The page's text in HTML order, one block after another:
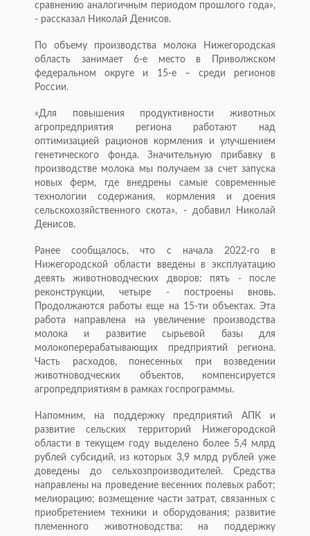
сравнению аналогичным периодом прошлого года»,
- рассказал Николай Денисов.
По объему производства молока Нижегородская
область занимает 6-е место в Приволжском
федеральном округе и 15-е – среди регионов
России.
«Для повышения продуктивности животных
агропредприятия региона работают над
оптимизацией рационов кормления и улучшением
генетического фонда. Значительную прибавку в
производстве молока мы получаем за счет запуска
новых ферм, где внедрены самые современные
технологии содержания, кормления и доения
сельскохозяйственного скота», - добавил Николай
Денисов.
Ранее сообщалось, что с начала 2022-го в
Нижегородской области введены в эксплуатацию
девять животноводческих дворов: пять - после
реконструкции, четыре - построены вновь.
Продолжаются работы еще на 15-ти объектах. Эта
работа направлена на увеличение производства
молока и развитие сырьевой базы для
молокоперерабатывающих предприятий региона.
Часть расходов, понесенных при возведении
животноводческих объектов, компенсируется
агропредприятиям в рамках госпрограммы.
Напомним, на поддержку предприятий АПК и
развитие сельских территорий Нижегородской
области в текущем году выделено более 5,4 млрд
рублей субсидий, из которых 3,9 млрд рублей уже
доведены до сельхозпроизводителей. Средства
направлены на проведение весенних полевых работ;
мелиорацию; возмещение части затрат, связанных с
приобретением техники и оборудования; развитие
племенного животноводства; на поддержку